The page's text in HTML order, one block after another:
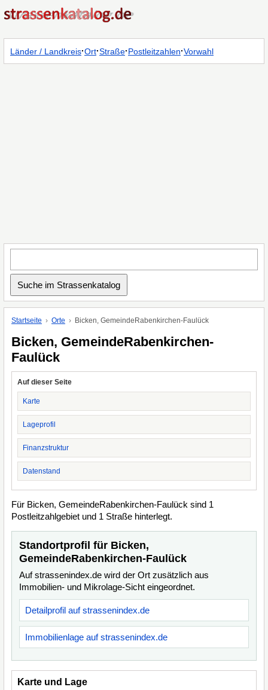
Länder / Landkreis·Ort·Straße·Postleitzahlen·Vorwahl
Startseite Orte Bicken, GemeindeRabenkirchen-Faulück
Bicken, GemeindeRabenkirchen-
Faulück
Auf dieser Seite
Karte
Lageprofil
Finanzstruktur
Datenstand
Für Bicken, GemeindeRabenkirchen-Faulück sind 1
Postleitzahlgebiet und 1 Straße hinterlegt.
Standortprofil für Bicken,
GemeindeRabenkirchen-Faulück
Auf strassenindex.de wird der Ort zusätzlich aus
Immobilien- und Mikrolage-Sicht eingeordnet.
Detailprofil auf strassenindex.de
Immobilienlage auf strassenindex.de
Karte und Lage